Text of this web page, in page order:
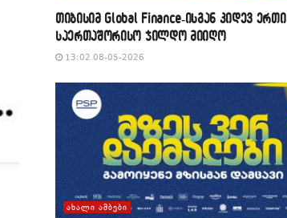
თიბისიმ Global Finance-ისგან კიდევ ერთი
საერთაშორისო ჯილდო მიიღო
13:02 08-05-2026
ᲐᲮᲐᲚᲘ ᲐᲛᲑᲔᲑᲘ